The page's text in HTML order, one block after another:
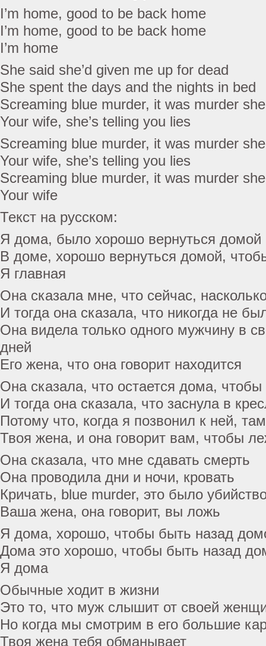
I’m home, good to be back home
I’m home, good to be back home
I’m home
She said she’d given me up for dead
She spent the days and the nights in bed
Screaming blue murder, it was murder
Your wife, she’s telling you lies
Screaming blue murder, it was murder
Your wife, she’s telling you lies
Screaming blue murder, it was murder
Your wife
Текст на русском:
Я дома, было хорошо вернуться домой
В доме, хорошо вернуться домой,
Я главная
Она сказала мне, что сейчас,
И тогда она сказала, что никогда не
Она видела только одного мужчину в
дней
Его жена, что она говорит находится
Она сказала, что остается дома,
И тогда она сказала, что заснула в
Потому что, когда я позвонил к ней,
Твоя жена, и она говорит вам, чтобы
Она сказала, что мне сдавать смерть
Она проводила дни и ночи, кровать
Кричать, blue murder, это было
Ваша жена, она говорит, вы ложь
Я дома, хорошо, чтобы быть назад
Дома это хорошо, чтобы быть назад
Я дома
Обычные ходит в жизни
Это то, что муж слышит от своей
Но когда мы смотрим в его большие
Твоя жена тебя обманывает